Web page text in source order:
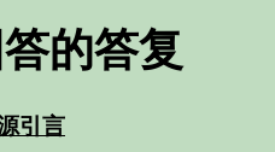
的答复
引言